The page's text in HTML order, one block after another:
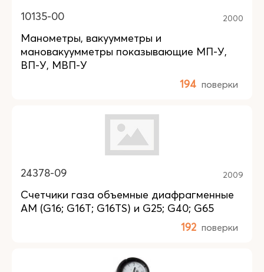
10135-00 2000
Манометры, вакуумметры и
мановакуумметры показывающие МП-У,
ВП-У, МВП-У
194 поверки
24378-09 2009
Счетчики газа объемные диафрагменные
AM (G16; G16Т; G16ТS) и G25; G40; G65
192 поверки